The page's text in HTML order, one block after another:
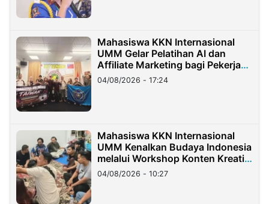
Mahasiswa KKN Internasional
UMM Gelar Pelatihan AI dan
Affiliate Marketing bagi Pekerja
Migran Indonesia di Taiwan
04/08/2026 - 17:24
Mahasiswa KKN Internasional
UMM Kenalkan Budaya Indonesia
melalui Workshop Konten Kreatif
di Taiwan
04/08/2026 - 10:27